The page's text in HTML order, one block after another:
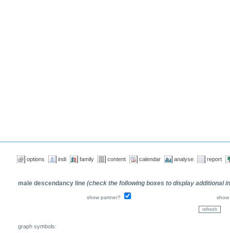
options indi family content calendar analyse report
male descendancy line (check the following boxes to display additional
show partner?
graph symbols: